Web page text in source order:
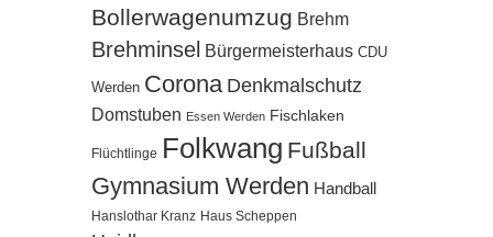
Bollerwagenumzug Brehm
Brehminsel Bürgermeisterhaus CDU
Werden Corona Denkmalschutz
Domstuben Essen Werden Fischlaken
Flüchtlinge Folkwang Fußball
Gymnasium Werden Handball
Hanslothar Kranz Haus Scheppen